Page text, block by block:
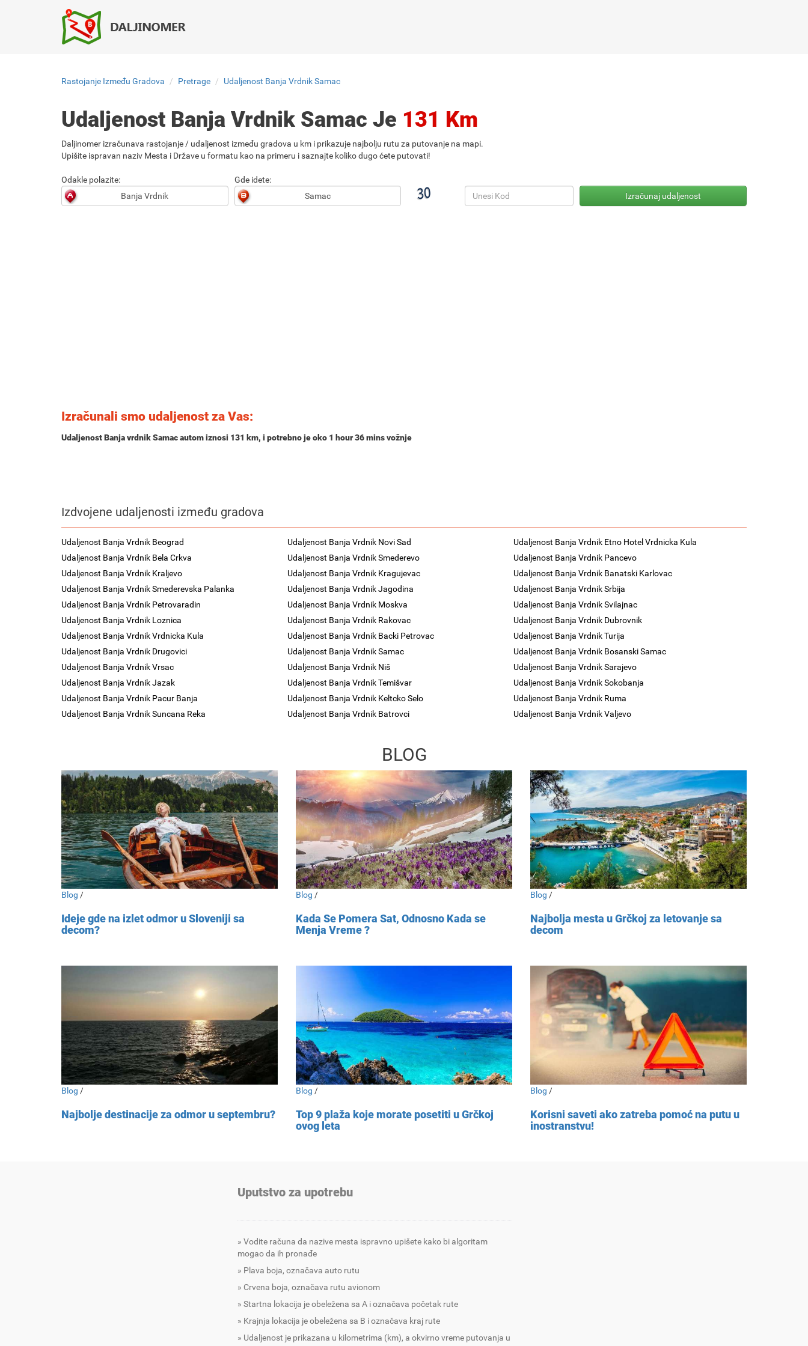
Rastojanje Između Gradova Pretrage Udaljenost Banja Vrdnik Samac
Udaljenost Banja Vrdnik Samac Je 131 Km
Daljinomer izračunava rastojanje / udaljenost između gradova u km i prikazuje najbolju rutu za putovanje na mapi.
Upišite ispravan naziv Mesta i Države u formatu kao na primeru i saznajte koliko dugo ćete putovati!
Odakle polazite: Gde idete:
Izračunali smo udaljenost za Vas:
Udaljenost Banja vrdnik Samac autom iznosi 131 km, i potrebno je oko 1 hour 36 minsvožnje
Izdvojene udaljenosti između gradova
Udaljenost Banja Vrdnik Beograd Udaljenost Banja Vrdnik Novi Sad
Udaljenost Banja Vrdnik Etno Hotel Vrdnicka Kula
Udaljenost Banja Vrdnik Bela Crkva
Udaljenost Banja Vrdnik Smederevo
Udaljenost Banja Vrdnik Pancevo
Udaljenost Banja Vrdnik Kraljevo
Udaljenost Banja Vrdnik Kragujevac
Udaljenost Banja Vrdnik Banatski Karlovac
Udaljenost Banja Vrdnik Smederevska Palanka
Udaljenost Banja Vrdnik Jagodina
Udaljenost Banja Vrdnik Srbija
Udaljenost Banja Vrdnik Petrovaradin
Udaljenost Banja Vrdnik Moskva
Udaljenost Banja Vrdnik Svilajnac
Udaljenost Banja Vrdnik Loznica
Udaljenost Banja Vrdnik Rakovac
Udaljenost Banja Vrdnik Dubrovnik
Udaljenost Banja Vrdnik Vrdnicka Kula
Udaljenost Banja Vrdnik Backi Petrovac
Udaljenost Banja Vrdnik Turija
Udaljenost Banja Vrdnik Drugovici
Udaljenost Banja Vrdnik Samac
Udaljenost Banja Vrdnik Bosanski Samac
Udaljenost Banja Vrdnik Vrsac
Udaljenost Banja Vrdnik Niš
Udaljenost Banja Vrdnik Sarajevo
Udaljenost Banja Vrdnik Jazak
Udaljenost Banja Vrdnik Temišvar
Udaljenost Banja Vrdnik Sokobanja
Udaljenost Banja Vrdnik Pacur Banja
Udaljenost Banja Vrdnik Keltcko Selo
Udaljenost Banja Vrdnik Ruma
Udaljenost Banja Vrdnik Suncana Reka
Udaljenost Banja Vrdnik Batrovci Udaljenost Banja Vrdnik Valjevo
BLOG
Blog /
Ideje gde na izlet odmor u Sloveniji sa
decom?
Blog /
Kada Se Pomera Sat, Odnosno Kada se
Menja Vreme ?
Blog /
Najbolja mesta u Grčkoj za letovanje sa
decom
Blog /
Najbolje destinacije za odmor u septembru?
Blog /
Top 9 plaža koje morate posetiti u Grčkoj
ovog leta
Blog /
Korisni saveti ako zatreba pomoć na putu u
inostranstvu!
Uputstvo za upotrebu
Vodite računa da nazive mesta ispravno upišete kako bi algoritam
mogao da ih pronađe
Plava boja, označava auto rutu
Crvena boja, označava rutu avionom
Startna lokacija je obeležena sa A i označava početak rute
Krajnja lokacija je obeležena sa B i označava kraj rute
Udaljenost je prikazana u kilometrima (km), a okvirno vreme putovanja u